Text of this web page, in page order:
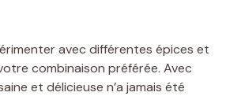
avec différentes épices et
combinaison préférée. Avec
et délicieuse n’a jamais été